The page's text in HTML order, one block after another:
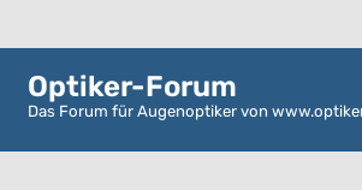
Optiker-Forum
Das Forum für Augenoptiker von